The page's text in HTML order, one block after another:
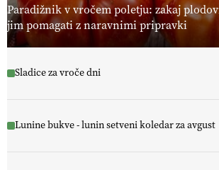
Paradižnik v vročem poletju: zakaj
jim pomagati z naravnimi pripravki
Sladice za vroče dni
Lunine bukve - lunin setveni koledar za avgust